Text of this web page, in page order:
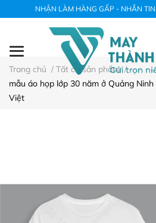
NHẬN LÀM HÀNG GẤP - NHẮN
Trang chủ / Tất cả sản phẩm /
mẫu áo họp lớp 30 năm ở Quảng
Việt